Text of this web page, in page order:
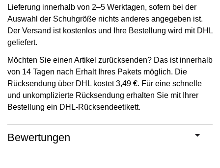
Lieferung innerhalb von 2–5 Werktagen, sofern bei der
Auswahl der Schuhgröße nichts anderes angegeben ist.
Der Versand ist kostenlos und Ihre Bestellung wird mit DHL
geliefert.
Möchten Sie einen Artikel zurücksenden? Das ist innerhalb
von 14 Tagen nach Erhalt Ihres Pakets möglich. Die
Rücksendung über DHL kostet 3,49 €. Für eine schnelle
und unkomplizierte Rücksendung erhalten Sie mit Ihrer
Bestellung ein DHL-Rücksendeetikett.
Bewertungen